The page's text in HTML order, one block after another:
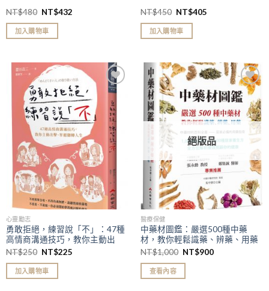
NT$480 NT$432
加入購物車
NT$450 NT$405
加入購物車
加入
「願
望清
單」
心靈勵志
勇敢拒絕，練習說「不」：47種
高情商溝通技巧，教你主動出
擊、華麗翻轉人生
NT$250 NT$225
加入購物車
加入
「願
望清
單」
絕版品
醫療保健
中藥材圖鑑：嚴選500種中藥
材，教你輕鬆識藥、辨藥、用藥
NT$1,000 NT$900
查看內容